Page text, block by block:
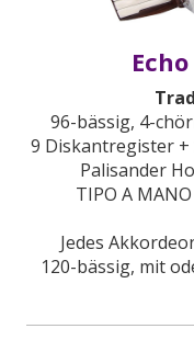
96-bässig, 4-
9 Diskantregister
Palisander
TIPO A
Jedes
120-bässig, mit